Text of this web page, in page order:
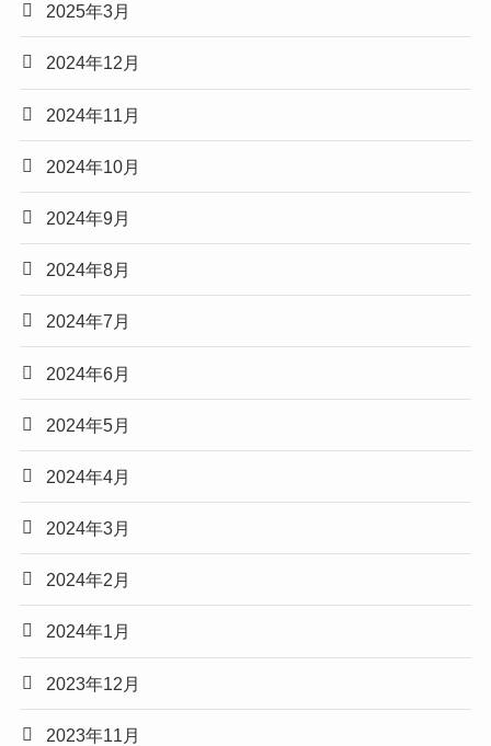
2025年3月
2024年12月
2024年11月
2024年10月
2024年9月
2024年8月
2024年7月
2024年6月
2024年5月
2024年4月
2024年3月
2024年2月
2024年1月
2023年12月
2023年11月